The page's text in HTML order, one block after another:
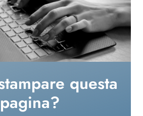
questa
pagina?